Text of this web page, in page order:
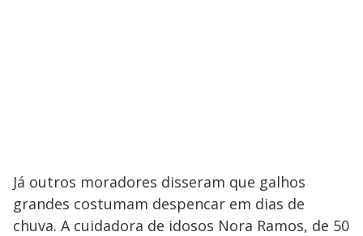
Já outros moradores disseram que galhos
grandes costumam despencar em dias de
chuva. A cuidadora de idosos Nora Ramos, de 50